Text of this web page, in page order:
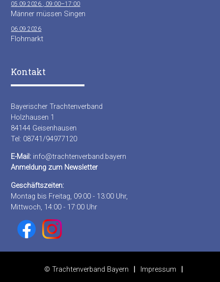
05.09.2026 , 09:00–17:00
Männer müssen Singen
06.09.2026
Flohmarkt
Kontakt
Bayerischer Trachtenverband
Holzhausen 1
84144 Geisenhausen
Tel: 08741/94977120
E-Mail: info@trachtenverband.bayern
Anmeldung zum Newsletter
Geschäftszeiten:
Montag bis Freitag, 09:00 - 13:00 Uhr,
Mittwoch, 14:00 - 17:00 Uhr
© Trachtenverband Bayern Impressum